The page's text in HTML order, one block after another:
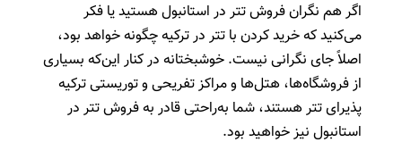
اگر هم نگران فروش تتر در استانبول هستید یا فکر
می‌کنید که خرید کردن با تتر در ترکیه چگونه خواهد بود،
اصلاً جای نگرانی نیست. خوشبختانه در کنار این‌که بسیاری
از فروشگاه‌ها، هتل‌ها و مراکز تفریحی و توریستی ترکیه
پذیرای تتر هستند، شما به‌راحتی قادر به فروش تتر در
استانبول نیز خواهید بود.